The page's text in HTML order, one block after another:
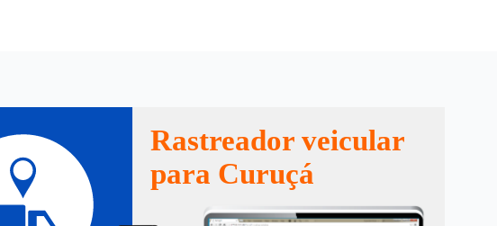
Rastreador veicular
para Curuçá